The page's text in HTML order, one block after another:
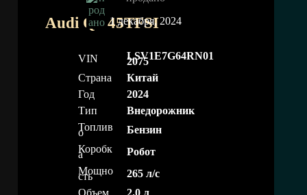
1 декабря, 2024
Audi Q6 45TFSI
VIN LSV1E7G64RN01
2075
Страна
Китай
Год
2024
Тип
Внедорожник
Топлив
о
Бензин
Коробк
а
Робот
Мощно
сть
265 л/с